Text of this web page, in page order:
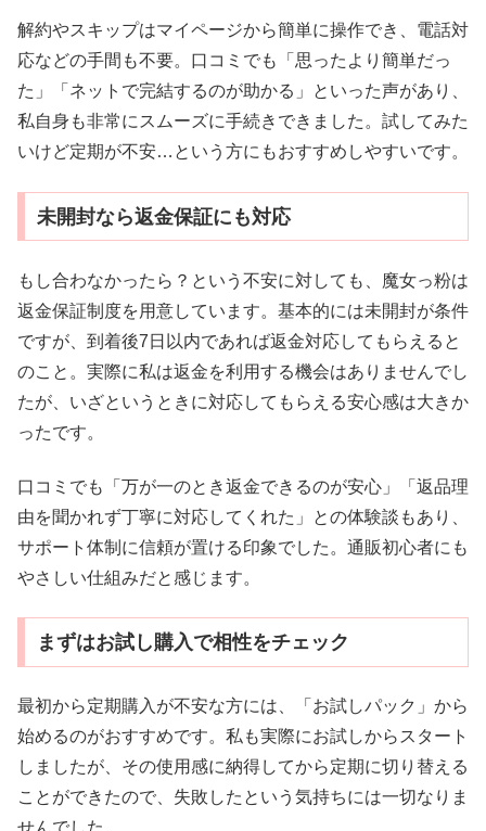
解約やスキップはマイページから簡単に操作でき、電話対
応などの手間も不要。口コミでも「思ったより簡単だっ
た」「ネットで完結するのが助かる」といった声があり、
私自身も非常にスムーズに手続きできました。試してみた
いけど定期が不安…という方にもおすすめしやすいです。
未開封なら返金保証にも対応
もし合わなかったら？という不安に対しても、魔女っ粉は
返金保証制度を用意しています。基本的には未開封が条件
ですが、到着後7日以内であれば返金対応してもらえると
のこと。実際に私は返金を利用する機会はありませんでし
たが、いざというときに対応してもらえる安心感は大きか
ったです。
口コミでも「万が一のとき返金できるのが安心」「返品理
由を聞かれず丁寧に対応してくれた」との体験談もあり、
サポート体制に信頼が置ける印象でした。通販初心者にも
やさしい仕組みだと感じます。
まずはお試し購入で相性をチェック
最初から定期購入が不安な方には、「お試しパック」から
始めるのがおすすめです。私も実際にお試しからスタート
しましたが、その使用感に納得してから定期に切り替える
ことができたので、失敗したという気持ちには一切なりま